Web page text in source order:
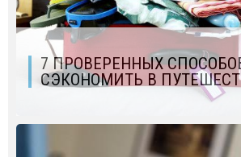
7 ПРОВЕРЕННЫХ
СЭКОНОМИТЬ В